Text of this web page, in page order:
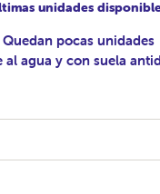
unidades
Quedan pocas unidades
al agua y con suela